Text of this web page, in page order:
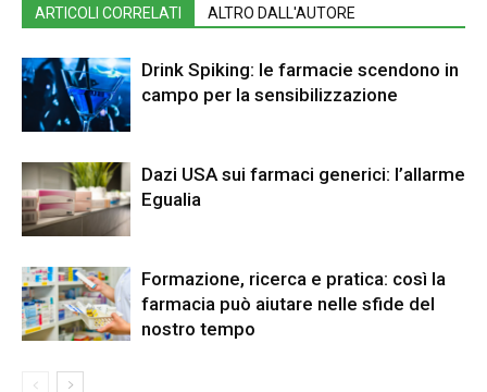
ARTICOLI CORRELATI ALTRO DALL'AUTORE
Drink Spiking: le farmacie scendono in
campo per la sensibilizzazione
Dazi USA sui farmaci generici: l’allarme
Egualia
Formazione, ricerca e pratica: così la
farmacia può aiutare nelle sfide del
nostro tempo